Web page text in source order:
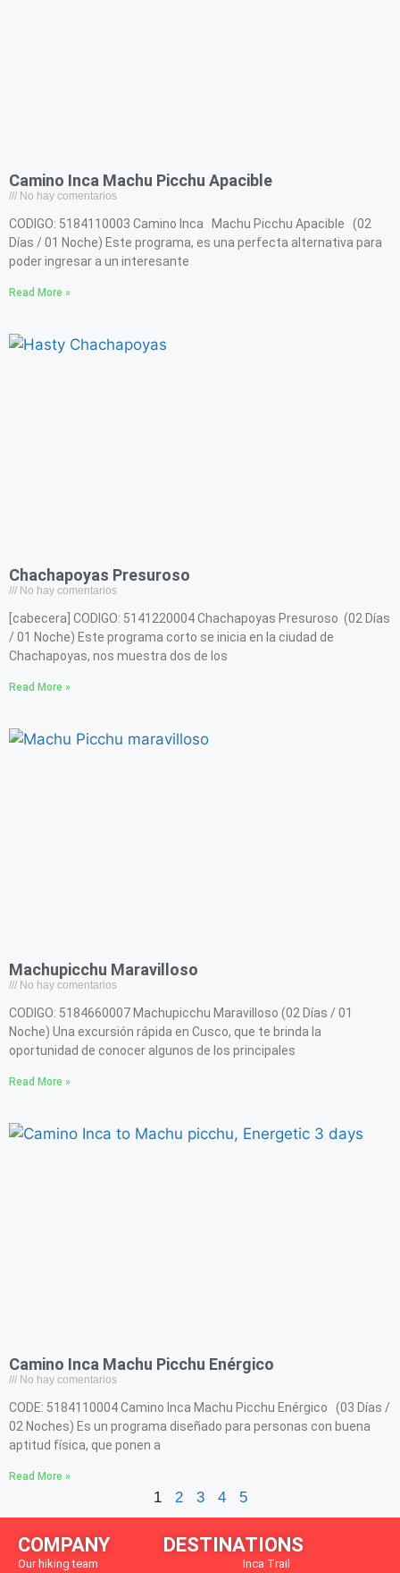
Camino Inca Machu Picchu Apacible
No hay comentarios
CODIGO: 5184110003 Camino Inca Machu Picchu Apacible (02
Días / 01 Noche) Este programa, es una perfecta alternativa para
poder ingresar a un interesante
Read More »
Chachapoyas Presuroso
No hay comentarios
[cabecera] CODIGO: 5141220004 Chachapoyas Presuroso (02 Días
/ 01 Noche) Este programa corto se inicia en la ciudad de
Chachapoyas, nos muestra dos de los
Read More »
Machupicchu Maravilloso
No hay comentarios
CODIGO: 5184660007 Machupicchu Maravilloso (02 Días / 01
Noche) Una excursión rápida en Cusco, que te brinda la
oportunidad de conocer algunos de los principales
Read More »
Camino Inca Machu Picchu Enérgico
No hay comentarios
CODE: 5184110004 Camino Inca Machu Picchu Enérgico (03 Días /
02 Noches) Es un programa diseñado para personas con buena
aptitud física, que ponen a
Read More »
1 2 3 4 5
COMPANY
Our hiking team
DESTINATIONS
Inca Trail